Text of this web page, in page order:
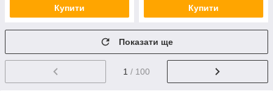
Купити Купити
Показати ще
1 / 100